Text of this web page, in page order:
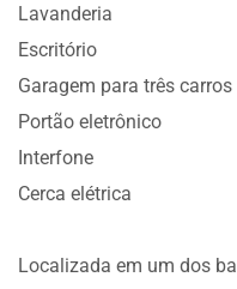
Lavanderia
Escritório
Garagem para três carros
Portão eletrônico
Interfone
Cerca elétrica
Localizada em um dos